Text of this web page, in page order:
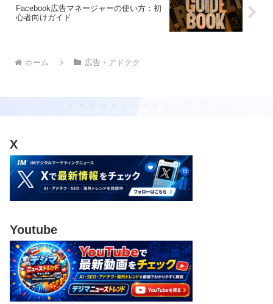
Facebook広告マネージャーの使い方：初
心者向けガイド
ホーム 広告・アドテク
X
Youtube